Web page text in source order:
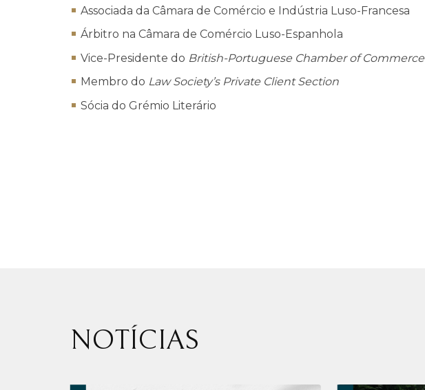
Associada da Câmara de Comércio e Indústria Luso-Francesa
Árbitro na Câmara de Comércio Luso-Espanhola
Vice-Presidente do British-Portuguese Chamber of Commerce
Membro do Law Society’s Private Client Section
Sócia do Grémio Literário
NOTÍCIAS